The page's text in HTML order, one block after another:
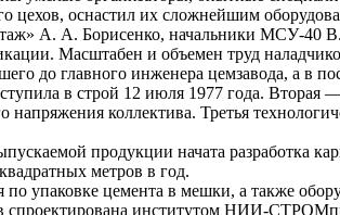
цехов, оснастил их сложнейшим
А. А. Борисенко, начальники МСУ-40
Масштабен и объемен труд
до главного инженера цемзавода, а в
в строй 12 июля 1977 года.
напряжения коллектива. Третья
продукции начата разработка
метров в год.
по упаковке цемента в мешки, а также
спроектирована институтом НИИ-